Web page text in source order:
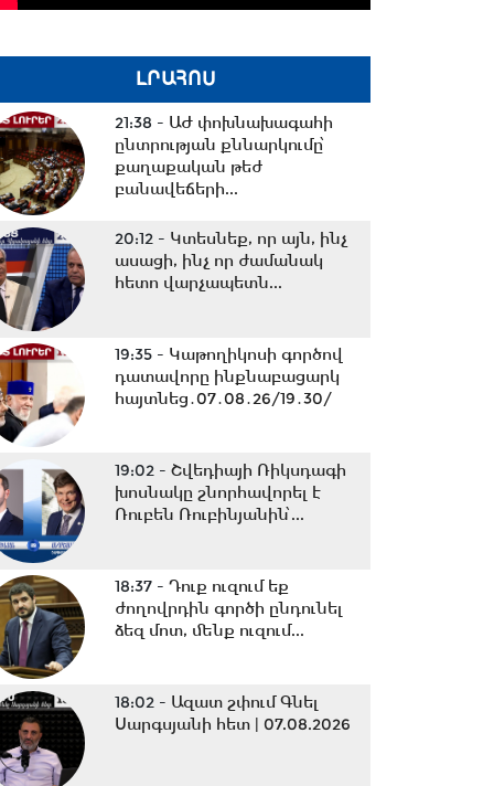
ԼՐԱՀՈՍ
21:38 - ԱԺ փոխնախագահի
ընտրության քննարկումը՝
քաղաքական թեժ
բանավեճերի...
20:12 - Կտեսնեք, որ այն, ինչ
ասացի, ինչ որ ժամանակ
հետո վարչապետն...
19:35 - Կաթողիկոսի գործով
դատավորը ինքնաբացարկ
հայտնեց․07․08․26/19․30/
19:02 - Շվեդիայի Ռիկսդագի
խոսնակը շնորհավորել է
Ռուբեն Ռուբինյանին՝...
18:37 - Դուք ուզում եք
ժողովրդին գործի ընդունել
ձեզ մոտ, մենք ուզում...
18:02 - Ազատ շփում Գնել
Սարգսյանի հետ | 07.08.2026